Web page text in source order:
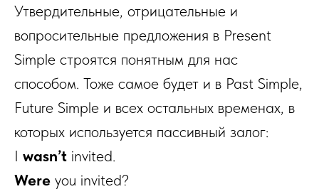
Утвердительные, отрицательные и
вопросительные предложения в Present
Simple строятся понятным для нас
способом. Тоже самое будет и в Past Simple,
Future Simple и всех остальных временах, в
которых используется пассивный залог:
I wasn’t invited.
Were you invited?